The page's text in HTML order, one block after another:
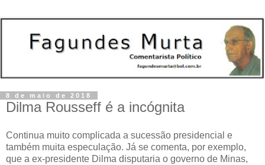
8 de maio de 2018
Dilma Rousseff é a incógnita
Continua muito complicada a sucessão presidencial e
também muita especulação. Já se comenta, por exemplo,
que a ex-presidente Dilma disputaria o governo de Minas,